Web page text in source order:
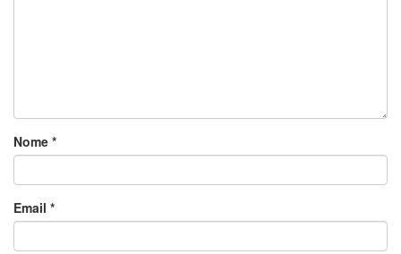
Nome *
Email *